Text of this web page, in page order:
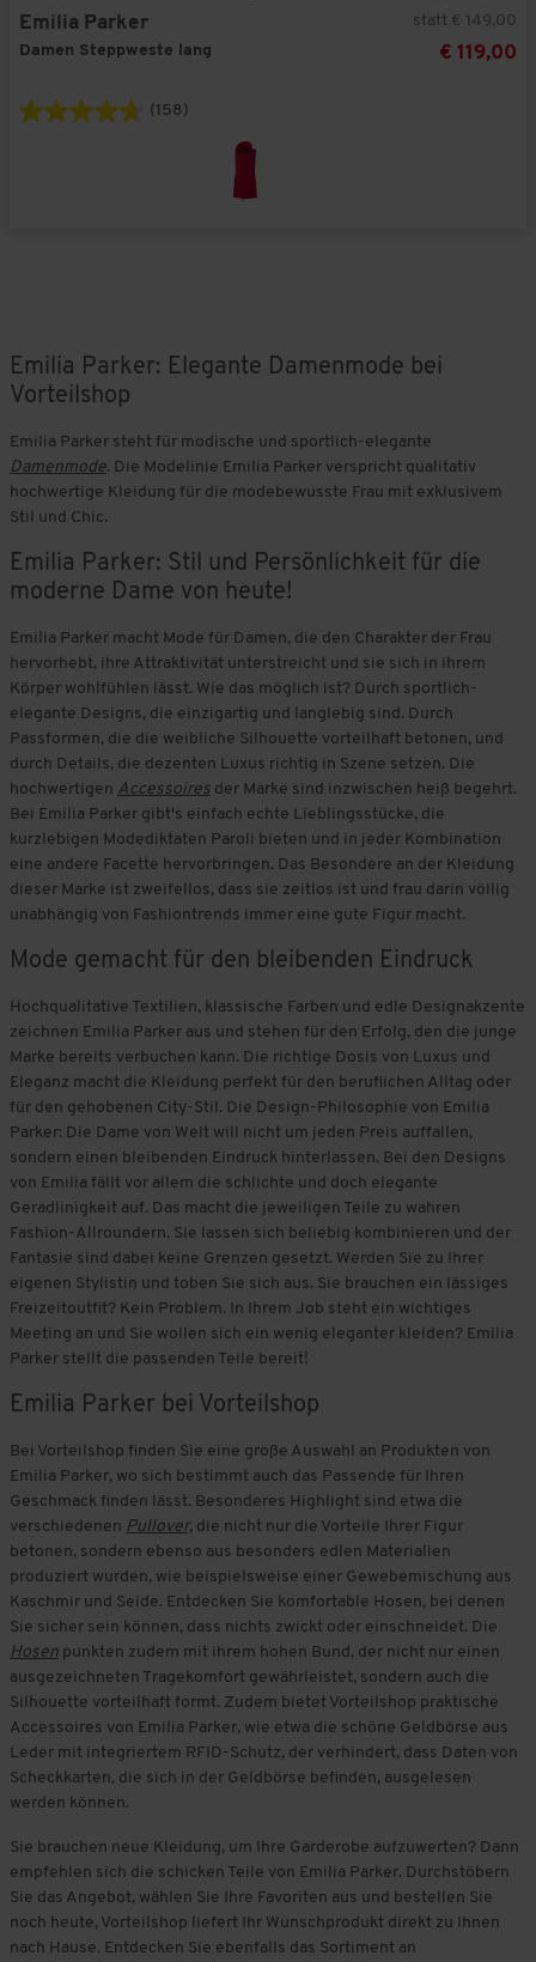
Emilia Parker
Damen Steppweste lang
statt € 149,00
€ 119,00
(158)
Emilia Parker: Elegante Damenmode bei
Vorteilshop
Emilia Parker steht für modische und sportlich-elegante
Damenmode. Die Modelinie Emilia Parker verspricht qualitativ
hochwertige Kleidung für die modebewusste Frau mit exklusivem
Stil und Chic.
Emilia Parker: Stil und Persönlichkeit für die
moderne Dame von heute!
Emilia Parker macht Mode für Damen, die den Charakter der Frau
hervorhebt, ihre Attraktivität unterstreicht und sie sich in ihrem
Körper wohlfühlen lässt. Wie das möglich ist? Durch sportlich-
elegante Designs, die einzigartig und langlebig sind. Durch
Passformen, die die weibliche Silhouette vorteilhaft betonen, und
durch Details, die dezenten Luxus richtig in Szene setzen. Die
hochwertigen Accessoires der Marke sind inzwischen heiß begehrt.
Bei Emilia Parker gibt's einfach echte Lieblingsstücke, die
kurzlebigen Modediktaten Paroli bieten und in jeder Kombination
eine andere Facette hervorbringen. Das Besondere an der Kleidung
dieser Marke ist zweifellos, dass sie zeitlos ist und frau darin völlig
unabhängig von Fashiontrends immer eine gute Figur macht.
Mode gemacht für den bleibenden Eindruck
Hochqualitative Textilien, klassische Farben und edle Designakzente
zeichnen Emilia Parker aus und stehen für den Erfolg, den die junge
Marke bereits verbuchen kann. Die richtige Dosis von Luxus und
Eleganz macht die Kleidung perfekt für den beruflichen Alltag oder
für den gehobenen City-Stil. Die Design-Philosophie von Emilia
Parker: Die Dame von Welt will nicht um jeden Preis auffallen,
sondern einen bleibenden Eindruck hinterlassen. Bei den Designs
von Emilia fällt vor allem die schlichte und doch elegante
Geradlinigkeit auf. Das macht die jeweiligen Teile zu wahren
Fashion-Allroundern. Sie lassen sich beliebig kombinieren und der
Fantasie sind dabei keine Grenzen gesetzt. Werden Sie zu Ihrer
eigenen Stylistin und toben Sie sich aus. Sie brauchen ein lässiges
Freizeitoutfit? Kein Problem. In Ihrem Job steht ein wichtiges
Meeting an und Sie wollen sich ein wenig eleganter kleiden? Emilia
Parker stellt die passenden Teile bereit!
Emilia Parker bei Vorteilshop
Bei Vorteilshop finden Sie eine große Auswahl an Produkten von
Emilia Parker, wo sich bestimmt auch das Passende für Ihren
Geschmack finden lässt. Besonderes Highlight sind etwa die
verschiedenen Pullover, die nicht nur die Vorteile Ihrer Figur
betonen, sondern ebenso aus besonders edlen Materialien
produziert wurden, wie beispielsweise einer Gewebemischung aus
Kaschmir und Seide. Entdecken Sie komfortable Hosen, bei denen
Sie sicher sein können, dass nichts zwickt oder einschneidet. Die
Hosen punkten zudem mit ihrem hohen Bund, der nicht nur einen
ausgezeichneten Tragekomfort gewährleistet, sondern auch die
Silhouette vorteilhaft formt. Zudem bietet Vorteilshop praktische
Accessoires von Emilia Parker, wie etwa die schöne Geldbörse aus
Leder mit integriertem RFID-Schutz, der verhindert, dass Daten von
Scheckkarten, die sich in der Geldbörse befinden, ausgelesen
werden können.
Sie brauchen neue Kleidung, um Ihre Garderobe aufzuwerten? Dann
empfehlen sich die schicken Teile von Emilia Parker. Durchstöbern
Sie das Angebot, wählen Sie Ihre Favoriten aus und bestellen Sie
noch heute, Vorteilshop liefert Ihr Wunschprodukt direkt zu Ihnen
nach Hause. Entdecken Sie ebenfalls das Sortiment an